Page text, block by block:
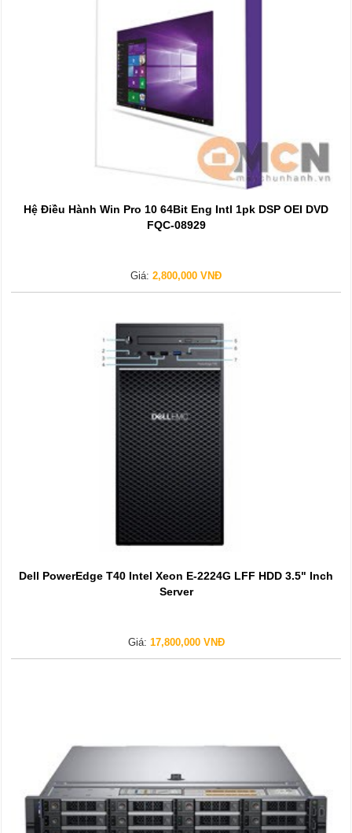
Hệ Điều Hành Win Pro 10 64Bit Eng Intl 1pk DSP OEI DVD
FQC-08929
Giá: 2,800,000 VNĐ
Dell PowerEdge T40 Intel Xeon E-2224G LFF HDD 3.5" Inch
Server
Giá: 17,800,000 VNĐ